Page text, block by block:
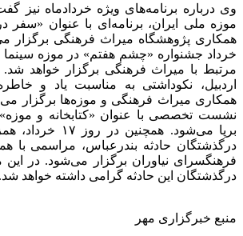
وی درباره برنامه‌های ویژه خردادماه نیز
موزه ملی ایران، برنامه‌ای با عنوان «سفر
همکاری پژوهشگاه میراث فرهنگی
خرداد جشنواره «چشم هفتم» در موزه سینما
مرتبط با میراث فرهنگی برگزار خواهد
اردبیل، نکوداشتی به مناسبت یاد و
نشست تخصصی با عنوان «کتابخانه و موزه»
برپا می‌شود.
درگذشتگان حادثه بندرعباس، مراسمی با
فرهنگسرای نیاوران برگزار می‌شود. در
درگذشتگان این حادثه گرامی داشته خواهد شد.
منبع خبرگزاری مهر